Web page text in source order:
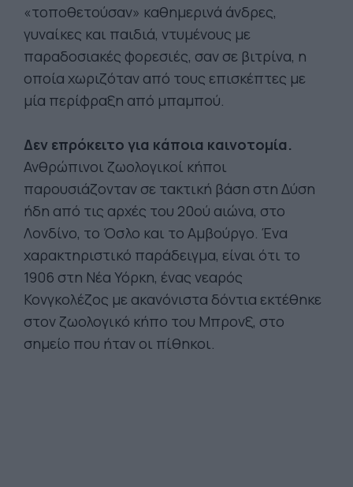
«τοποθετούσαν» καθημερινά άνδρες,
γυναίκες και παιδιά, ντυμένους με
παραδοσιακές φορεσιές, σαν σε βιτρίνα, η
οποία χωριζόταν από τους επισκέπτες με
μία περίφραξη από μπαμπού.
Δεν επρόκειτο για κάποια καινοτομία.
Ανθρώπινοι ζωολογικοί κήποι
παρουσιάζονταν σε τακτική βάση στη Δύση
ήδη από τις αρχές του 20ού αιώνα, στο
Λονδίνο, το Όσλο και το Αμβούργο. Ένα
χαρακτηριστικό παράδειγμα, είναι ότι το
1906 στη Νέα Υόρκη, ένας νεαρός
Κονγκολέζος με ακανόνιστα δόντια εκτέθηκε
στον ζωολογικό κήπο του Μπρονξ, στο
σημείο που ήταν οι πίθηκοι.